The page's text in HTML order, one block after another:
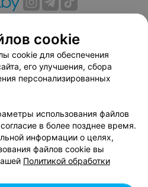
договор
Способы оплаты
использованию сервиса
соглашение
сотрудничества
relax.by
настройки cookie
данных
cookie
cookie для обеспечения
его улучшения, сбора
персонализированных
использования файлов
в более позднее время.
информации о целях,
файлов cookie вы
Политикой обработки